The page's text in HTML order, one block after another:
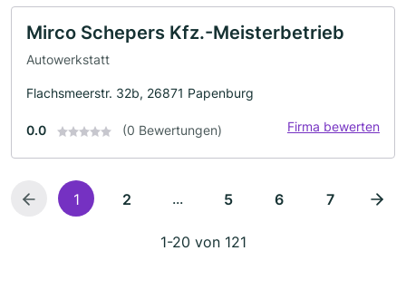
Mirco Schepers Kfz.-Meisterbetrieb
Autowerkstatt
Flachsmeerstr. 32b, 26871 Papenburg
0.0 (0 Bewertungen) Firma bewerten
1 2 ... 5 6 7
1-20 von 121